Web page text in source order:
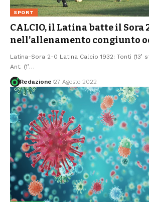
SPORT
CALCIO, il Latina batte il Sora
nell’allenamento congiunto
Latina-Sora 2-0 Latina Calcio 1932: Tonti (13’
Ant. (1’…
Redazione 27 Agosto 2022